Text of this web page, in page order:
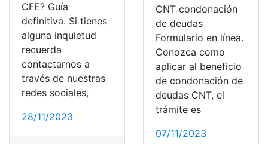
CFE? Guía
definitiva. Si tienes
alguna inquietud
recuerda
contactarnos a
través de nuestras
redes sociales,
28/11/2023
CNT condonación
de deudas
Formulario en línea.
Conozca como
aplicar al beneficio
de condonación de
deudas CNT, el
trámite es
07/11/2023